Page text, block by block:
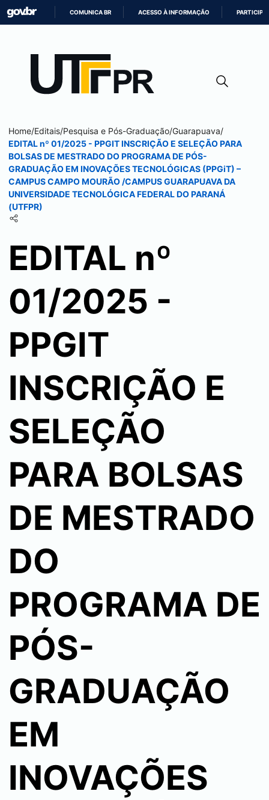
CONTEÚDO
COMUNICA BR ACESSO À INFORMAÇÃO PARTICIPE
Home/Editais/Pesquisa e Pós-Graduação/Guarapuava/
EDITAL nº 01/2025 - PPGIT INSCRIÇÃO E SELEÇÃO PARA
BOLSAS DE MESTRADO DO PROGRAMA DE PÓS-
GRADUAÇÃO EM INOVAÇÕES TECNOLÓGICAS (PPGiT) –
CAMPUSCAMPO MOURÃO /CAMPUSGUARAPUAVADA
UNIVERSIDADE TECNOLÓGICA FEDERAL DO PARANÁ
(UTFPR)
EDITAL nº
01/2025 -
PPGIT
INSCRIÇÃO E
SELEÇÃO
PARA BOLSAS
DE MESTRADO
DO
PROGRAMA DE
PÓS-
GRADUAÇÃO
EM
INOVAÇÕES